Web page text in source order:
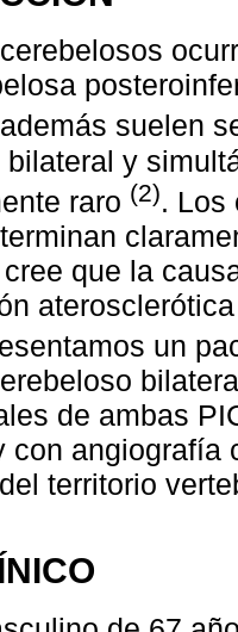
suelen
y
raro (2). Los
que la
un
de ambas
con angiografía
territorio